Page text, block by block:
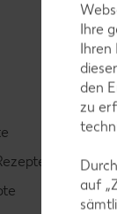
Ihre
Ihren
den
zu
auf